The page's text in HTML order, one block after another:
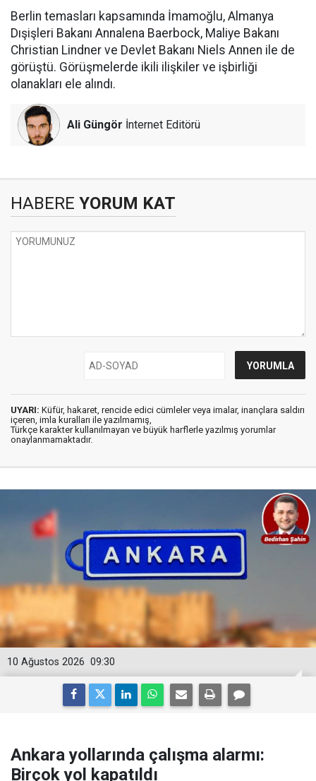
Berlin temasları kapsamında İmamoğlu, Almanya
Dışişleri Bakanı Annalena Baerbock, Maliye Bakanı
Christian Lindner ve Devlet Bakanı Niels Annen ile de
görüştü. Görüşmelerde ikili ilişkiler ve işbirliği
olanakları ele alındı.
Ali Güngör İnternet Editörü
HABERE YORUM KAT
UYARI: Küfür, hakaret, rencide edici cümleler veya imalar, inançlara saldırı
içeren, imla kuralları ile yazılmamış,
Türkçe karakter kullanılmayan ve büyük harflerle yazılmış yorumlar
onaylanmamaktadır.
09:30
10 Ağustos 2026
Ankara yollarında çalışma alarmı:
Birçok yol kapatıldı